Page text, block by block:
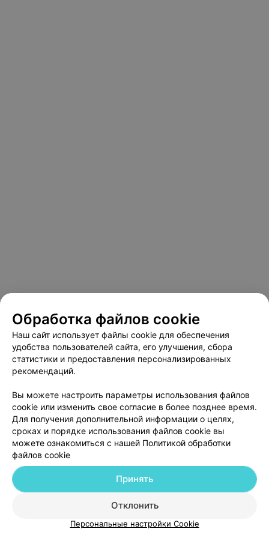
Обработка файлов cookie
Наш сайт использует файлы cookie для обеспечения
удобства пользователей сайта, его улучшения, сбора
статистики и предоставления персонализированных
рекомендаций.
Вы можете настроить параметры использования файлов
cookie или изменить свое согласие в более позднее время.
Для получения дополнительной информации о целях,
сроках и порядке использования файлов cookie вы
можете ознакомиться с нашей Политикой обработки
файлов cookie
Отклонить
Принять
Персональные настройки Cookie